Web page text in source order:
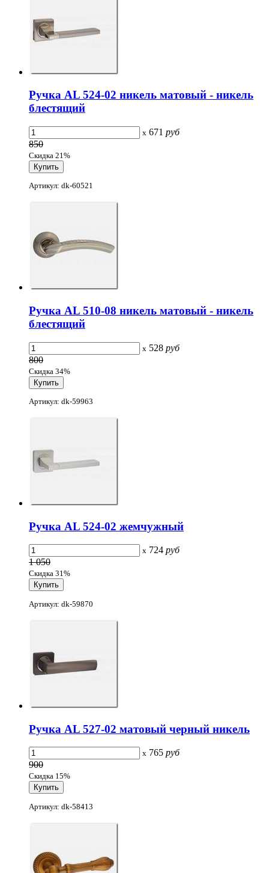
Ручка AL 524-02 никель матовый - никель
блестящий
x 671 руб
850
Скидка 21%
Артикул: dk-60521
Ручка AL 510-08 никель матовый - никель
блестящий
x 528 руб
800
Скидка 34%
Артикул: dk-59963
Ручка AL 524-02 жемчужный
x 724 руб
1 050
Скидка 31%
Артикул: dk-59870
Ручка AL 527-02 матовый черный никель
x 765 руб
900
Скидка 15%
Артикул: dk-58413